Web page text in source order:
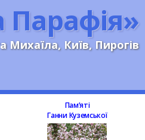
Михаїла, Київ, Пирогів
Памʼяті
Ганни Куземської